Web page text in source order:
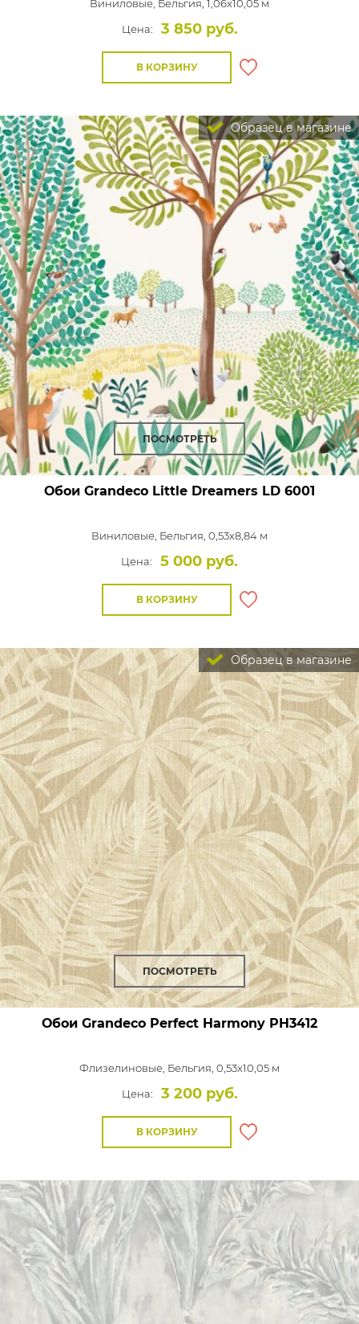
Виниловые, Бельгия, 1,06x10,05 м
Цена:
3 850 руб.
В КОРЗИНУ
Образец в магазине
ПОСМОТРЕТЬ
Обои Grandeco Little Dreamers LD 6001
Виниловые, Бельгия, 0,53x8,84 м
Цена:
5 000 руб.
В КОРЗИНУ
Образец в магазине
ПОСМОТРЕТЬ
Обои Grandeco Perfect Harmony PH3412
Флизелиновые, Бельгия, 0,53x10,05 м
Цена:
3 200 руб.
В КОРЗИНУ